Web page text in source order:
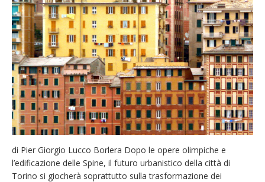
di Pier Giorgio Lucco Borlera Dopo le opere olimpiche e
l’edificazione delle Spine, il futuro urbanistico della città di
Torino si giocherà soprattutto sulla trasformazione dei